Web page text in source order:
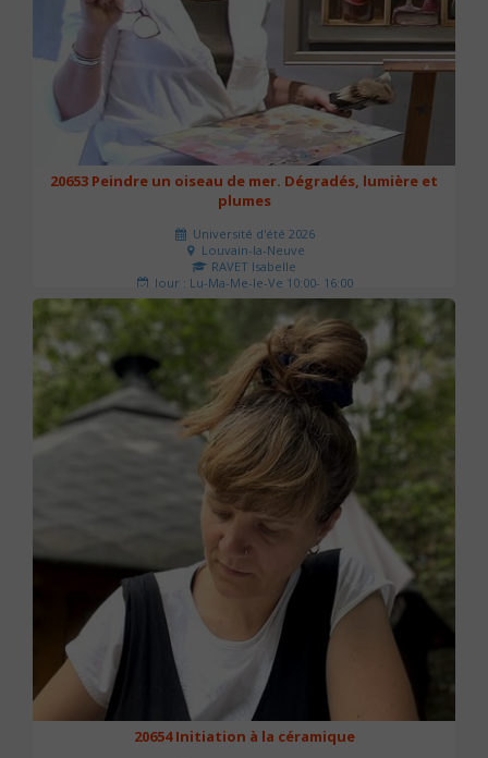
20653 Peindre un oiseau de mer. Dégradés, lumière et
plumes
Université d'été 2026
Louvain-la-Neuve
RAVET Isabelle
Jour : Lu-Ma-Me-Je-Ve 10:00- 16:00
Nombre de séances : 2
20654 Initiation à la céramique